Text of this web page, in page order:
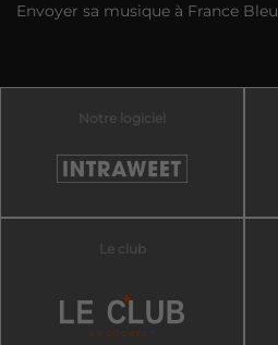
Envoyer sa musique à France Bleu
Notre logiciel
Le club